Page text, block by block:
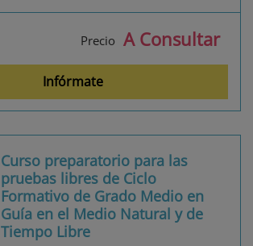
Precio A Consultar
Infórmate
Curso preparatorio para las
pruebas libres de Ciclo
Formativo de Grado Medio en
Guía en el Medio Natural y de
Tiempo Libre